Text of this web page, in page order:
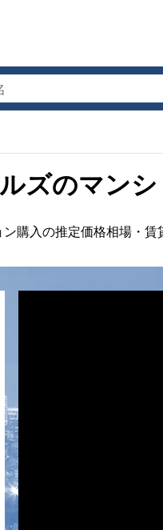
ズのマン
購入の推定価格相場・賃